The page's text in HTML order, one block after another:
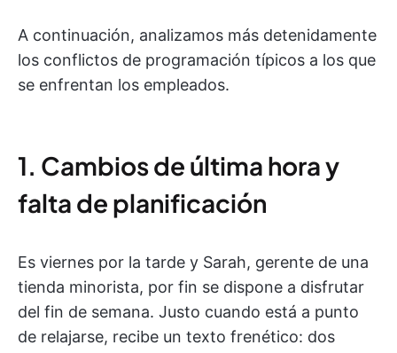
A continuación, analizamos más detenidamente
los conflictos de programación típicos a los que
se enfrentan los empleados.
1. Cambios de última hora y
falta de planificación
Es viernes por la tarde y Sarah, gerente de una
tienda minorista, por fin se dispone a disfrutar
del fin de semana. Justo cuando está a punto
de relajarse, recibe un texto frenético: dos